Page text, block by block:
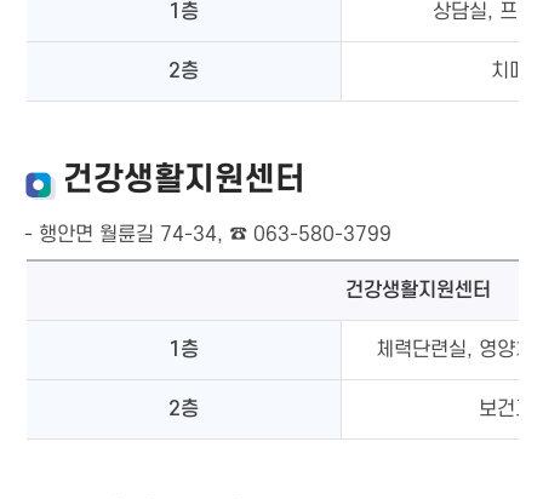
1층 상담실, 프로
2층 치매
건강생활지원센터
- 행안면 월륜길 74-34, ☎ 063-580-3799
건강생활지원센터
1층 체력단련실, 영양체
2층 보건교